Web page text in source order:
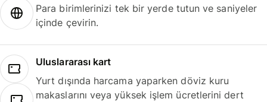
Para birimlerinizi tek bir yerde tutun ve saniyeler
içinde çevirin.
Uluslararası kart
Yurt dışında harcama yaparken döviz kuru
makaslarını veya yüksek işlem ücretlerini dert